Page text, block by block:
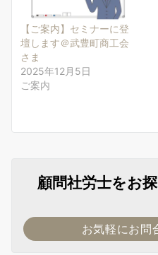
【ご案内】セミナーに登
壇します＠武豊町商工会
さま
2025年12月5日
ご案内
顧問社労士をお
お気軽にお問